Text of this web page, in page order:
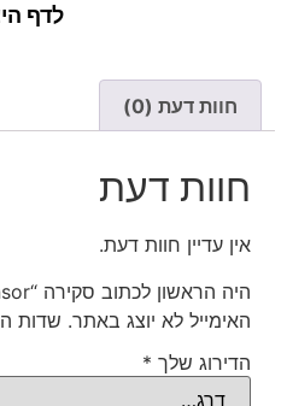
לדף
חוות דעת (0)
חוות דעת
אין עדיין חוות דעת.
היה הראשון לכתוב סקירה “Rack inlet temp sensor”
האימייל לא יוצג באתר. שדות
הדירוג שלך *